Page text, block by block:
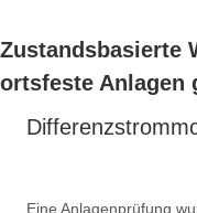
Zustandsbasierte
ortsfeste Anlagen
Eine Anlagenprüfung